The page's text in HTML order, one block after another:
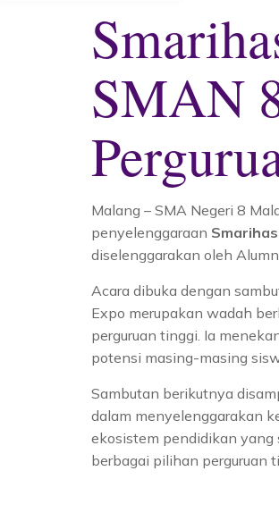
SMAN
Malang – SMA Negeri 8
penyelenggaraan
diselenggarakan oleh
Acara dibuka dengan
Expo merupakan wadah
perguruan tinggi. Ia
potensi masing-masing
Sambutan berikutnya
dalam menyelenggarakan
ekosistem pendidikan yang
berbagai pilihan perguruan